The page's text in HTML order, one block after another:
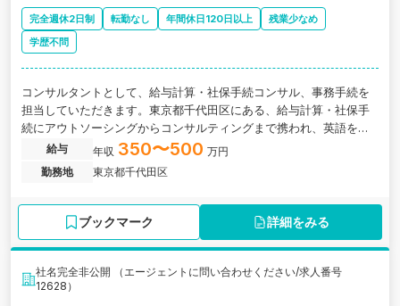
完全週休2日制 転勤なし 年間休日120日以上
残業少なめ
学歴不問
コンサルタントとして、給与計算・社保手続コンサル、事務手続を
担当していただきます。東京都千代田区にある、給与計算・社保手
続にアウトソーシングからコンサルティングまで携われ、英語を活
用できるグローバルな環境でスキルアップ目指せる企業の求人です
給与 年収 350〜500 万円
勤務地
東京都千代田区
ブックマーク 詳細をみる
社名完全非公開 （エージェントに問い合わせください/求人番号
12628）